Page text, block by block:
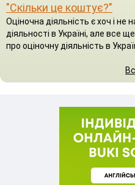
"Скільки це коштує?"
Оціночна діяльність є хоч і
діяльності в Україні, але все
про оціночну діяльність в